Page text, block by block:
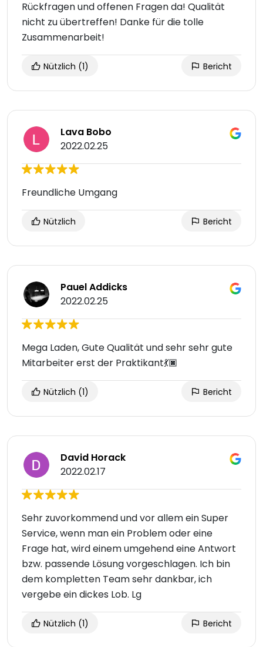
Rückfragen und offenen Fragen da! Qualität
nicht zu übertreffen! Danke für die tolle
Zusammenarbeit!
Nützlich (1) Bericht
Lava Bobo
2022.02.25
Freundliche Umgang
Nützlich Bericht
Pauel Addicks
2022.02.25
Mega Laden, Gute Qualität und sehr sehr gute
Mitarbeiter erst der Praktikant💃🏿
Nützlich (1) Bericht
David Horack
2022.02.17
Sehr zuvorkommend und vor allem ein Super
Service, wenn man ein Problem oder eine
Frage hat, wird einem umgehend eine Antwort
bzw. passende Lösung vorgeschlagen. Ich bin
dem kompletten Team sehr dankbar, ich
vergebe ein dickes Lob. Lg
Nützlich (1) Bericht